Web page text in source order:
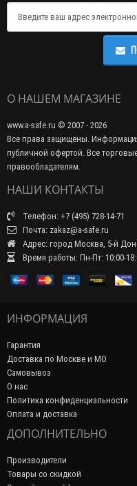
О НАШЕМ МАГАЗИНЕ
www.a-safe.ru © 2007 - 2026
Все права защищены.
публичной офертой. Все
правообладателям.
НАШИ КОНТАКТЫ
Телефон: +7 (495) 728-14-71
Почта: zakaz@a-safe.ru
Адрес: город Москва, 5-й
Время работы: Пн-Пт: 10:00-
ИНФОРМАЦИЯ
Гарантия
Доставка по Москве и МО
Самовывоз
О нас
Политика конфиденциальности
Оплата и доставка
ДОПОЛНИТЕЛЬНО
Производители
Товары со скидкой